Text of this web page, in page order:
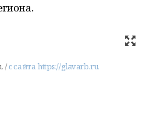
/c сайта https://glavarb.ru.